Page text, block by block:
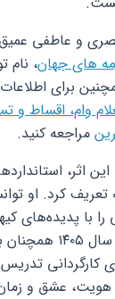
و عاطفی
های جهان، نام
برای
وام، اقساط و
مراجعه کنید.
این اثر،
تعریف کرد. او
با پدیده‌های
بزند. این فیلم در
کارگردانی
هویت، عشق و